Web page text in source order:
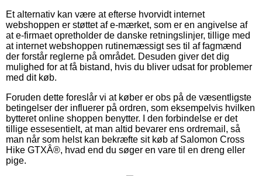
Et alternativ kan være at efterse hvorvidt internet
webshoppen er støttet af e-mærket, som er en angivelse af
at e-firmaet opretholder de danske retningslinjer, tillige med
at internet webshoppen rutinemæssigt ses til af fagmænd
der forstår reglerne på området. Desuden giver det dig
mulighed for at få bistand, hvis du bliver udsat for problemer
med dit køb.
Foruden dette foreslår vi at køber er obs på de væsentligste
betingelser der influerer på ordren, som eksempelvis hvilken
bytteret online shoppen benytter. I den forbindelse er det
tillige essesentielt, at man altid bevarer ens ordremail, så
man når som helst kan bekræfte sit køb af Salomon Cross
Hike GTXÂ®, hvad end du søger en vare til en dreng eller
pige.